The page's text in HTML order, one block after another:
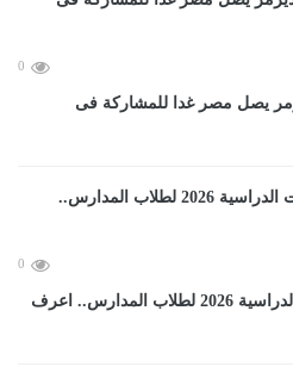
0
يصل مصر غدا للمشاركة فى
0
أماكن وطرق سداد المصروفات الدراسية 2026 لطلاب المدارس.. اعرف